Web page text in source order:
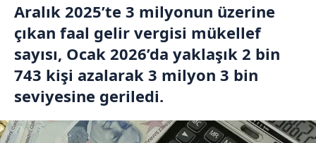
Aralık 2025’te 3 milyonun üzerine
çıkan faal gelir vergisi mükellef
sayısı, Ocak 2026’da yaklaşık 2 bin
743 kişi azalarak 3 milyon 3 bin
seviyesine geriledi.